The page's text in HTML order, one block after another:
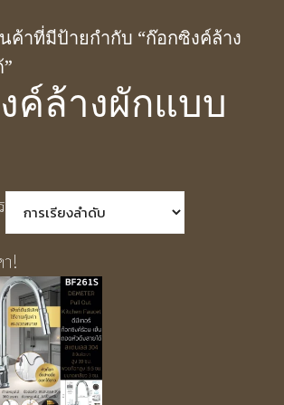
ค้าที่มีป้ายกำกับ “ก๊อกซิงค์ล้าง
ค์ล้างผักแบบ
!